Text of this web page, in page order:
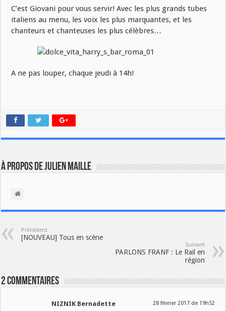
C’est Giovani pour vous servir! Avec les plus grands tubes
italiens au menu, les voix les plus marquantes, et les
chanteurs et chanteuses les plus célèbres…
A ne pas louper, chaque jeudi à 14h!
À propos de Julien Maille
Précédent
[NOUVEAU] Tous en scène
Suivant
PARLONS FRANF : Le Rail en
région
2 Commentaires
NIZNIK Bernadette 28 février 2017 de 19h52